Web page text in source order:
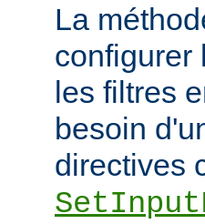
La
configurer
les filtres
besoin
directives